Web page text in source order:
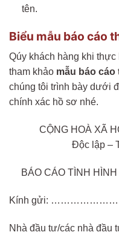
tên.
Biểu mẫu báo cáo
Qúy khách hàng khi
tham khảo mẫu báo
chúng tôi trình bày dưới
chính xác hồ sơ nhé.
CỘNG HOÀ XÃ
Độc lập –
BÁO CÁO TÌNH
Kính gửi:
Nhà đầu tư/các nhà đầu